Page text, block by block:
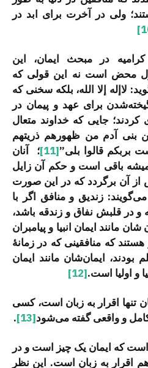
ولی در آخرت برای ابد در
در مبحث ایمان، این
محض است نه این قولی که
لاإله إلا الله، بلکه سخنی که
برای عهد و پیمان در
جایی که خداوند متعال
بنی آدم من ظهورهم ذریتهم
بربکم قالوا بلی”[11]
؛ آنان
باقی است و حکم آن زایل
آن برگردد که در این صورت
زندیق و منافق اگر با
و در قلبش نفاق و زندقه باشد،
مانند ایمان انبیا و پیامبران
که منافقینی که در زمانۀ
بودند، ایمان‌شان مانند ایمان
و اولیا است.[12]
تنها اقرار به زبان است، کسی
و واقعی گفته می‌شود[13]
.
که ایمان یک چیز است و در
اقرار به زبان است. این نظر